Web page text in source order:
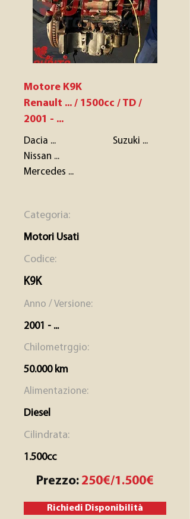
Motore K9K
Renault ... / 1500cc / TD /
2001 - ...
Dacia ... Suzuki ...
Nissan ...
Mercedes ...
Categoria:
Motori Usati
Codice:
K9K
Anno / Versione:
2001 - ...
Chilometrggio:
50.000 km
Alimentazione:
Diesel
Cilindrata:
1.500cc
Prezzo: 250€/1.500€
Richiedi Disponibilità